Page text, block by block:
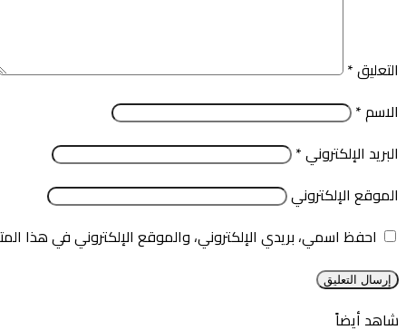
التعليق*
الاسم*
البريد الإلكتروني*
الموقع الإلكتروني
احفظ اسمي، بريدي الإلكتروني، والموقع الإلكتروني في هذا
شاهد أيضاً